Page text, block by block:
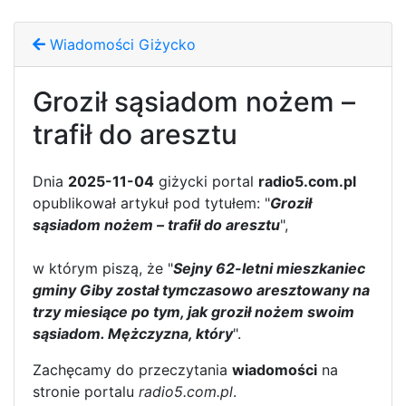
Wiadomości Giżycko
Groził sąsiadom nożem –
trafił do aresztu
Dnia 2025-11-04 giżycki portal radio5.com.pl
opublikował artykuł pod tytułem: "Groził
sąsiadom nożem – trafił do aresztu",
w którym piszą, że "Sejny 62-letni mieszkaniec
gminy Giby został tymczasowo aresztowany na
trzy miesiące po tym, jak groził nożem swoim
sąsiadom. Mężczyzna, który".
Zachęcamy do przeczytania wiadomości na
stronie portalu radio5.com.pl.